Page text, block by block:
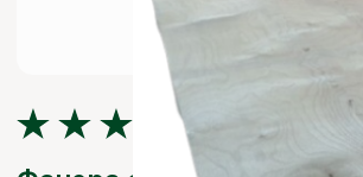
Смотреть видео со склада
Кол-во